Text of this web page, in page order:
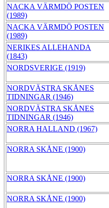
NACKA VÄRMDÖ POSTEN
(1989)
NACKA VÄRMDÖ POSTEN
(1989)
NERIKES ALLEHANDA
(1843)
NORDSVERIGE (1919)
NORDVÄSTRA SKÅNES
TIDNINGAR (1946)
NORDVÄSTRA SKÅNES
TIDNINGAR (1946)
NORRA HALLAND (1967)
NORRA SKÅNE (1900)
NORRA SKÅNE (1900)
NORRA SKÅNE (1900)